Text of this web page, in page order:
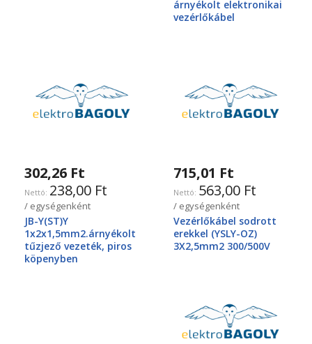
árnyékolt elektronikai
vezérlőkábel
302,26 Ft
238,00 Ft
/ egységenként
JB-Y(ST)Y
1x2x1,5mm2.árnyékolt
tűzjező vezeték, piros
köpenyben
715,01 Ft
563,00 Ft
/ egységenként
Vezérlőkábel sodrott
erekkel (YSLY-OZ)
3X2,5mm2 300/500V